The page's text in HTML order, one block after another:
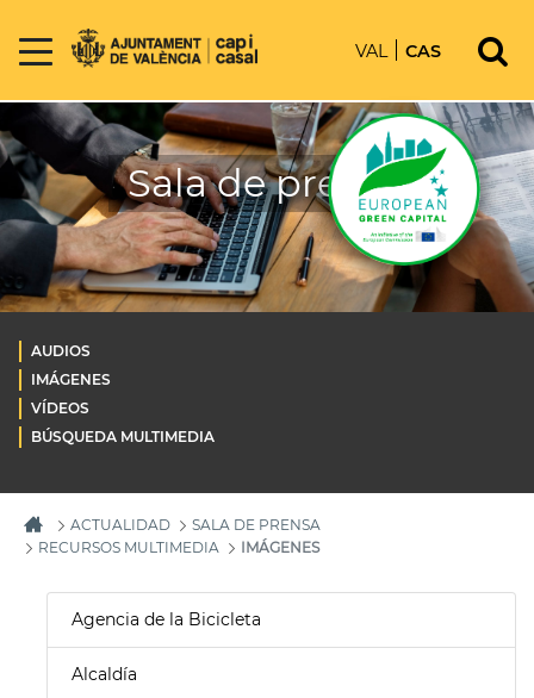
VAL CAS
Sala de prensa
AUDIOS
IMÁGENES
VÍDEOS
BÚSQUEDA MULTIMEDIA
ACTUALIDAD
SALA DE PRENSA
RECURSOS MULTIMEDIA
IMÁGENES
Agencia de la Bicicleta
Alcaldía